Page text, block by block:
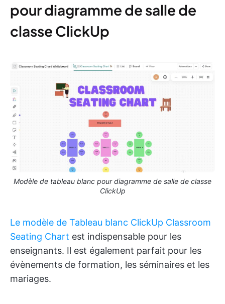
pour diagramme de salle de
classe ClickUp
Modèle de tableau blanc pour diagramme de salle de classe
ClickUp
Le modèle de Tableau blanc ClickUp Classroom
Seating Chart est indispensable pour les
enseignants. Il est également parfait pour les
évènements de formation, les séminaires et les
mariages.